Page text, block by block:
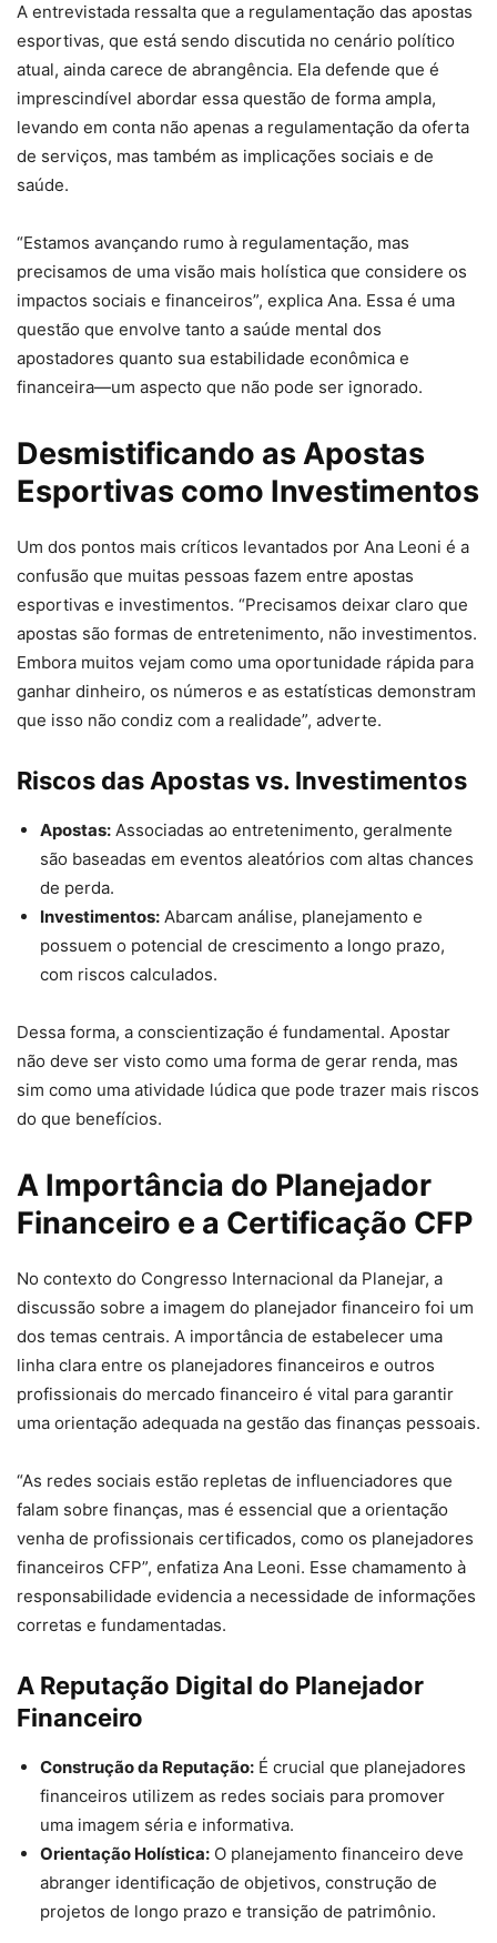
A entrevistada ressalta que a regulamentação das apostas
esportivas, que está sendo discutida no cenário político
atual, ainda carece de abrangência. Ela defende que é
imprescindível abordar essa questão de forma ampla,
levando em conta não apenas a regulamentação da oferta
de serviços, mas também as implicações sociais e de
saúde.
“Estamos avançando rumo à regulamentação, mas
precisamos de uma visão mais holística que considere os
impactos sociais e financeiros”, explica Ana. Essa é uma
questão que envolve tanto a saúde mental dos
apostadores quanto sua estabilidade econômica e
financeira—um aspecto que não pode ser ignorado.
Desmistificando as Apostas
Esportivas como Investimentos
Um dos pontos mais críticos levantados por Ana Leoni é a
confusão que muitas pessoas fazem entre apostas
esportivas e investimentos. “Precisamos deixar claro que
apostas são formas de entretenimento, não investimentos.
Embora muitos vejam como uma oportunidade rápida para
ganhar dinheiro, os números e as estatísticas demonstram
que isso não condiz com a realidade”, adverte.
Riscos das Apostas vs. Investimentos
Apostas: Associadas ao entretenimento, geralmente
são baseadas em eventos aleatórios com altas chances
de perda.
Investimentos: Abarcam análise, planejamento e
possuem o potencial de crescimento a longo prazo,
com riscos calculados.
Dessa forma, a conscientização é fundamental. Apostar
não deve ser visto como uma forma de gerar renda, mas
sim como uma atividade lúdica que pode trazer mais riscos
do que benefícios.
A Importância do Planejador
Financeiro e a Certificação CFP
No contexto do Congresso Internacional da Planejar, a
discussão sobre a imagem do planejador financeiro foi um
dos temas centrais. A importância de estabelecer uma
linha clara entre os planejadores financeiros e outros
profissionais do mercado financeiro é vital para garantir
uma orientação adequada na gestão das finanças pessoais.
“As redes sociais estão repletas de influenciadores que
falam sobre finanças, mas é essencial que a orientação
venha de profissionais certificados, como os planejadores
financeiros CFP”, enfatiza Ana Leoni. Esse chamamento à
responsabilidade evidencia a necessidade de informações
corretas e fundamentadas.
A Reputação Digital do Planejador
Financeiro
Construção da Reputação: É crucial que planejadores
financeiros utilizem as redes sociais para promover
uma imagem séria e informativa.
Orientação Holística: O planejamento financeiro deve
abranger identificação de objetivos, construção de
projetos de longo prazo e transição de patrimônio.